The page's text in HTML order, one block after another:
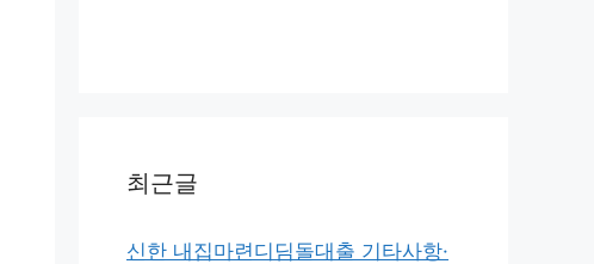
최근글
신한 내집마련디딤돌대출 기타사항·